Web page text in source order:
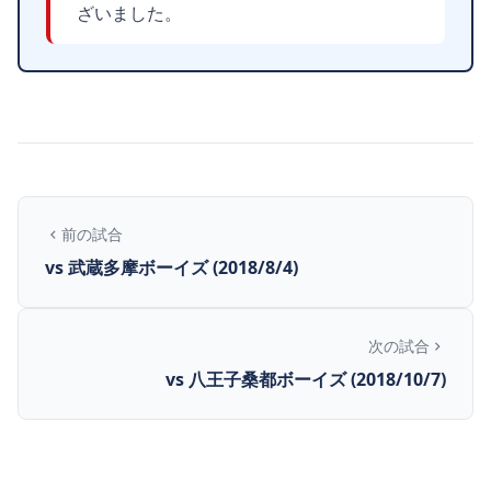
ざいました。
前の試合
vs 武蔵多摩ボーイズ (2018/8/4)
次の試合
vs 八王子桑都ボーイズ (2018/10/7)